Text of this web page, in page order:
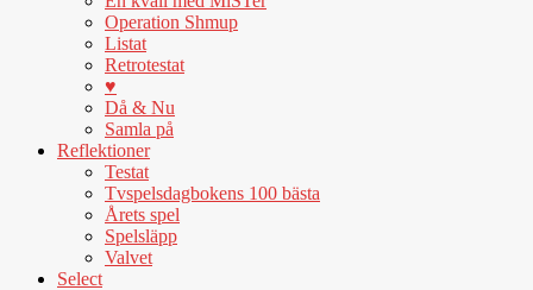
Operation Shmup
Listat
Retrotestat
♥
Då & Nu
Samla på
Reflektioner
Testat
Tvspelsdagbokens 100 bästa
Årets spel
Spelsläpp
Valvet
Select